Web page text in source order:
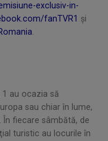
exclusiv-in-
fanTVR1 şi
1 au ocazia să
sau chiar în lume,
. În fiecare sâmbătă, de
turistic au locurile în